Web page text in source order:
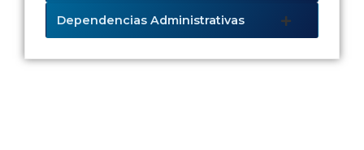
Dependencias Administrativas